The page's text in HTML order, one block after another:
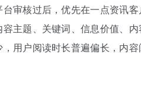
审核过后，优先在一点资讯
主题、关键词、信息价值、
用户阅读时长普遍偏长，内